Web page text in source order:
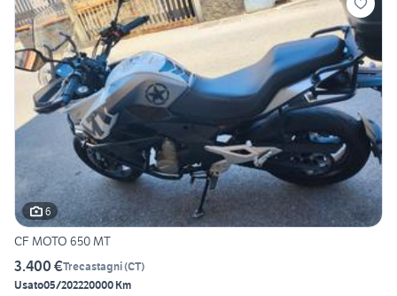
6
CF MOTO 650 MT
3.400 €Trecastagni(CT)
Usato05/202220000 Km